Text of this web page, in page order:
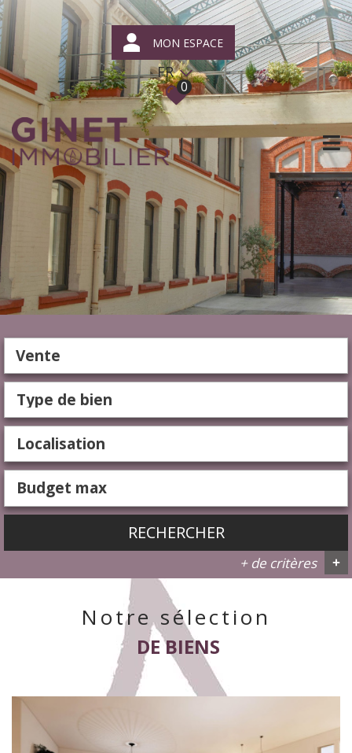
MON ESPACE
FR
0
Vente
10KM 25KM
RECHERCHER
+ de critères +
Notre sélection
DE BIENS